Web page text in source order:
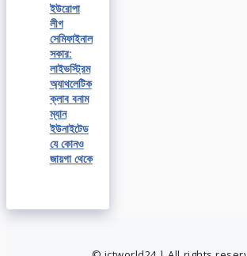
ইউরোপা
লীগ
সেমিফাইনাল
সকার:
লাইভস্ট্রিম
অ্যাথলেটিক
ক্লাব বনাম
ম্যান
ইউনাইটেড
যে কোনও
জায়গা থেকে